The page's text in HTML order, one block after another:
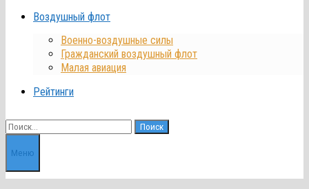
Воздушный флот
Военно-воздушные силы
Гражданский воздушный флот
Малая авиация
Рейтинги
Найти:
Меню